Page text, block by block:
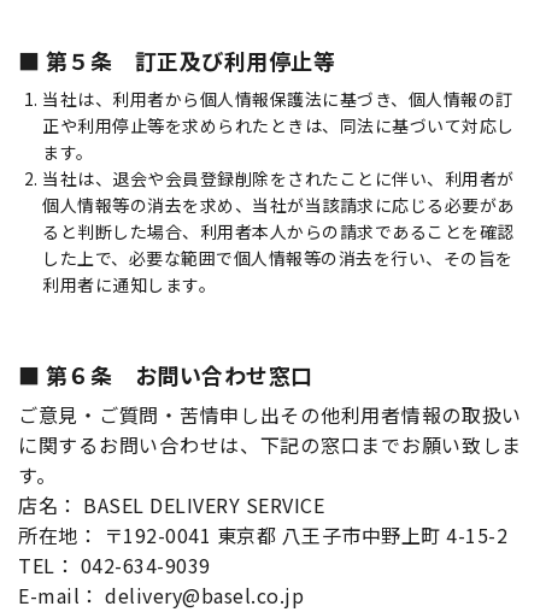
第５条 訂正及び利用停止等
当社は、利用者から個人情報保護法に基づき、個人情報の訂
正や利用停止等を求められたときは、同法に基づいて対応し
ます。
当社は、退会や会員登録削除をされたことに伴い、利用者が
個人情報等の消去を求め、当社が当該請求に応じる必要があ
ると判断した場合、利用者本人からの請求であることを確認
した上で、必要な範囲で個人情報等の消去を行い、その旨を
利用者に通知します。
第６条 お問い合わせ窓口
ご意見・ご質問・苦情申し出その他利用者情報の取扱い
に関するお問い合わせは、下記の窓口までお願い致しま
す。
店名： BASEL DELIVERY SERVICE
所在地： 〒192-0041 東京都 八王子市中野上町 4-15-2
TEL： 042-634-9039
E-mail： delivery@basel.co.jp